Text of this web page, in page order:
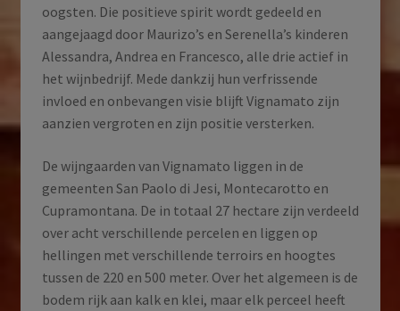
oogsten. Die positieve spirit wordt gedeeld en
aangejaagd door Maurizo’s en Serenella’s kinderen
Alessandra, Andrea en Francesco, alle drie actief in
het wijnbedrijf. Mede dankzij hun verfrissende
invloed en onbevangen visie blijft Vignamato zijn
aanzien vergroten en zijn positie versterken.
De wijngaarden van Vignamato liggen in de
gemeenten San Paolo di Jesi, Montecarotto en
Cupramontana. De in totaal 27 hectare zijn verdeeld
over acht verschillende percelen en liggen op
hellingen met verschillende terroirs en hoogtes
tussen de 220 en 500 meter. Over het algemeen is de
bodem rijk aan kalk en klei, maar elk perceel heeft